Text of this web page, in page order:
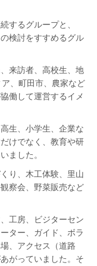
するグループと、
検討をすすめるグル
来訪者、高校生、地
、町田市、農家など
働して運営するイメ
生、小学生、企業な
けでなく、教育や研
ました。
り、木工体験、里山
察会、野菜販売など
工房、ビジターセン
ター、ガイド、ボラ
、アクセス（道路
がっていました。そ